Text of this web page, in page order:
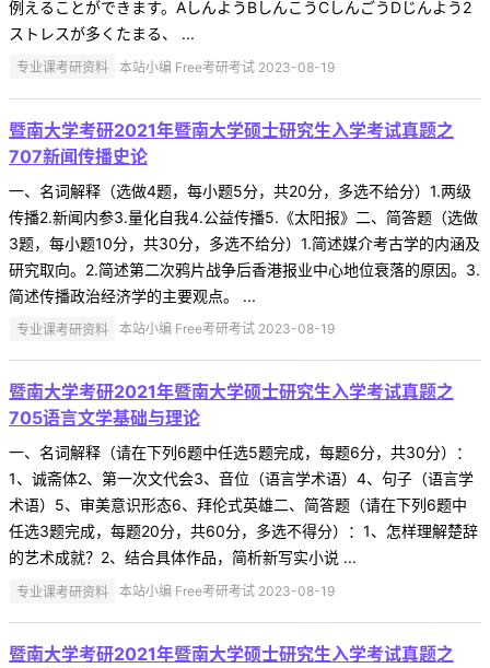
例えることができます。AしんようBしんこうCしんごうDじんよう2
ストレスが多くたまる、 ...
专业课考研资料 本站小编 Free考研考试 2023-08-19
暨南大学考研2021年暨南大学硕士研究生入学考试真题之
707新闻传播史论
一、名词解释（选做4题，每小题5分，共20分，多选不给分）1.两级
传播2.新闻内参3.量化自我4.公益传播5.《太阳报》二、简答题（选做
3题，每小题10分，共30分，多选不给分）1.简述媒介考古学的内涵及
研究取向。2.简述第二次鸦片战争后香港报业中心地位衰落的原因。3.
简述传播政治经济学的主要观点。 ...
专业课考研资料 本站小编 Free考研考试 2023-08-19
暨南大学考研2021年暨南大学硕士研究生入学考试真题之
705语言文学基础与理论
一、名词解释（请在下列6题中任选5题完成，每题6分，共30分）：
1、诚斋体2、第一次文代会3、音位（语言学术语）4、句子（语言学
术语）5、审美意识形态6、拜伦式英雄二、简答题（请在下列6题中
任选3题完成，每题20分，共60分，多选不得分）：1、怎样理解楚辞
的艺术成就？2、结合具体作品，简析新写实小说 ...
专业课考研资料 本站小编 Free考研考试 2023-08-19
暨南大学考研2021年暨南大学硕士研究生入学考试真题之